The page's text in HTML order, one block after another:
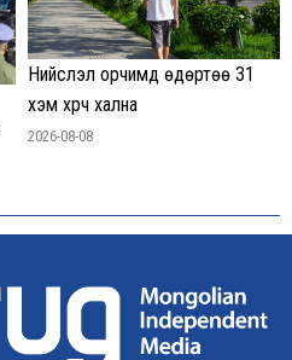
Нийслэл орчимд өдөртөө 31
хэм хүрч хална
2026-08-08